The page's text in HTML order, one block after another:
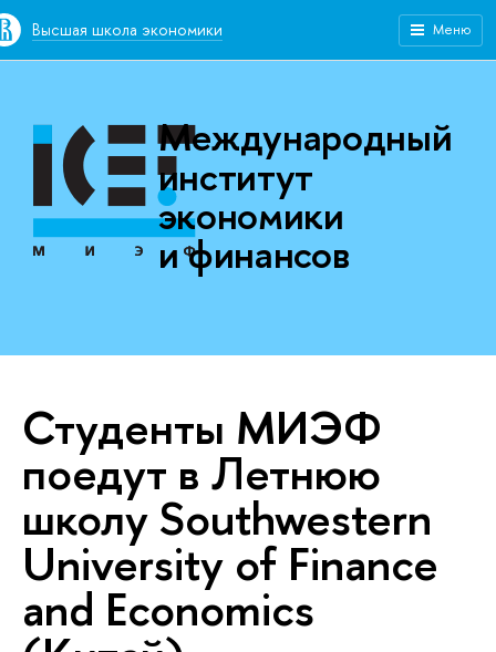
Высшая школа экономики Меню
Международный
институт
экономики
и финансов
Студенты МИЭФ
поедут в Летнюю
школу Southwestern
University of Finance
and Economics